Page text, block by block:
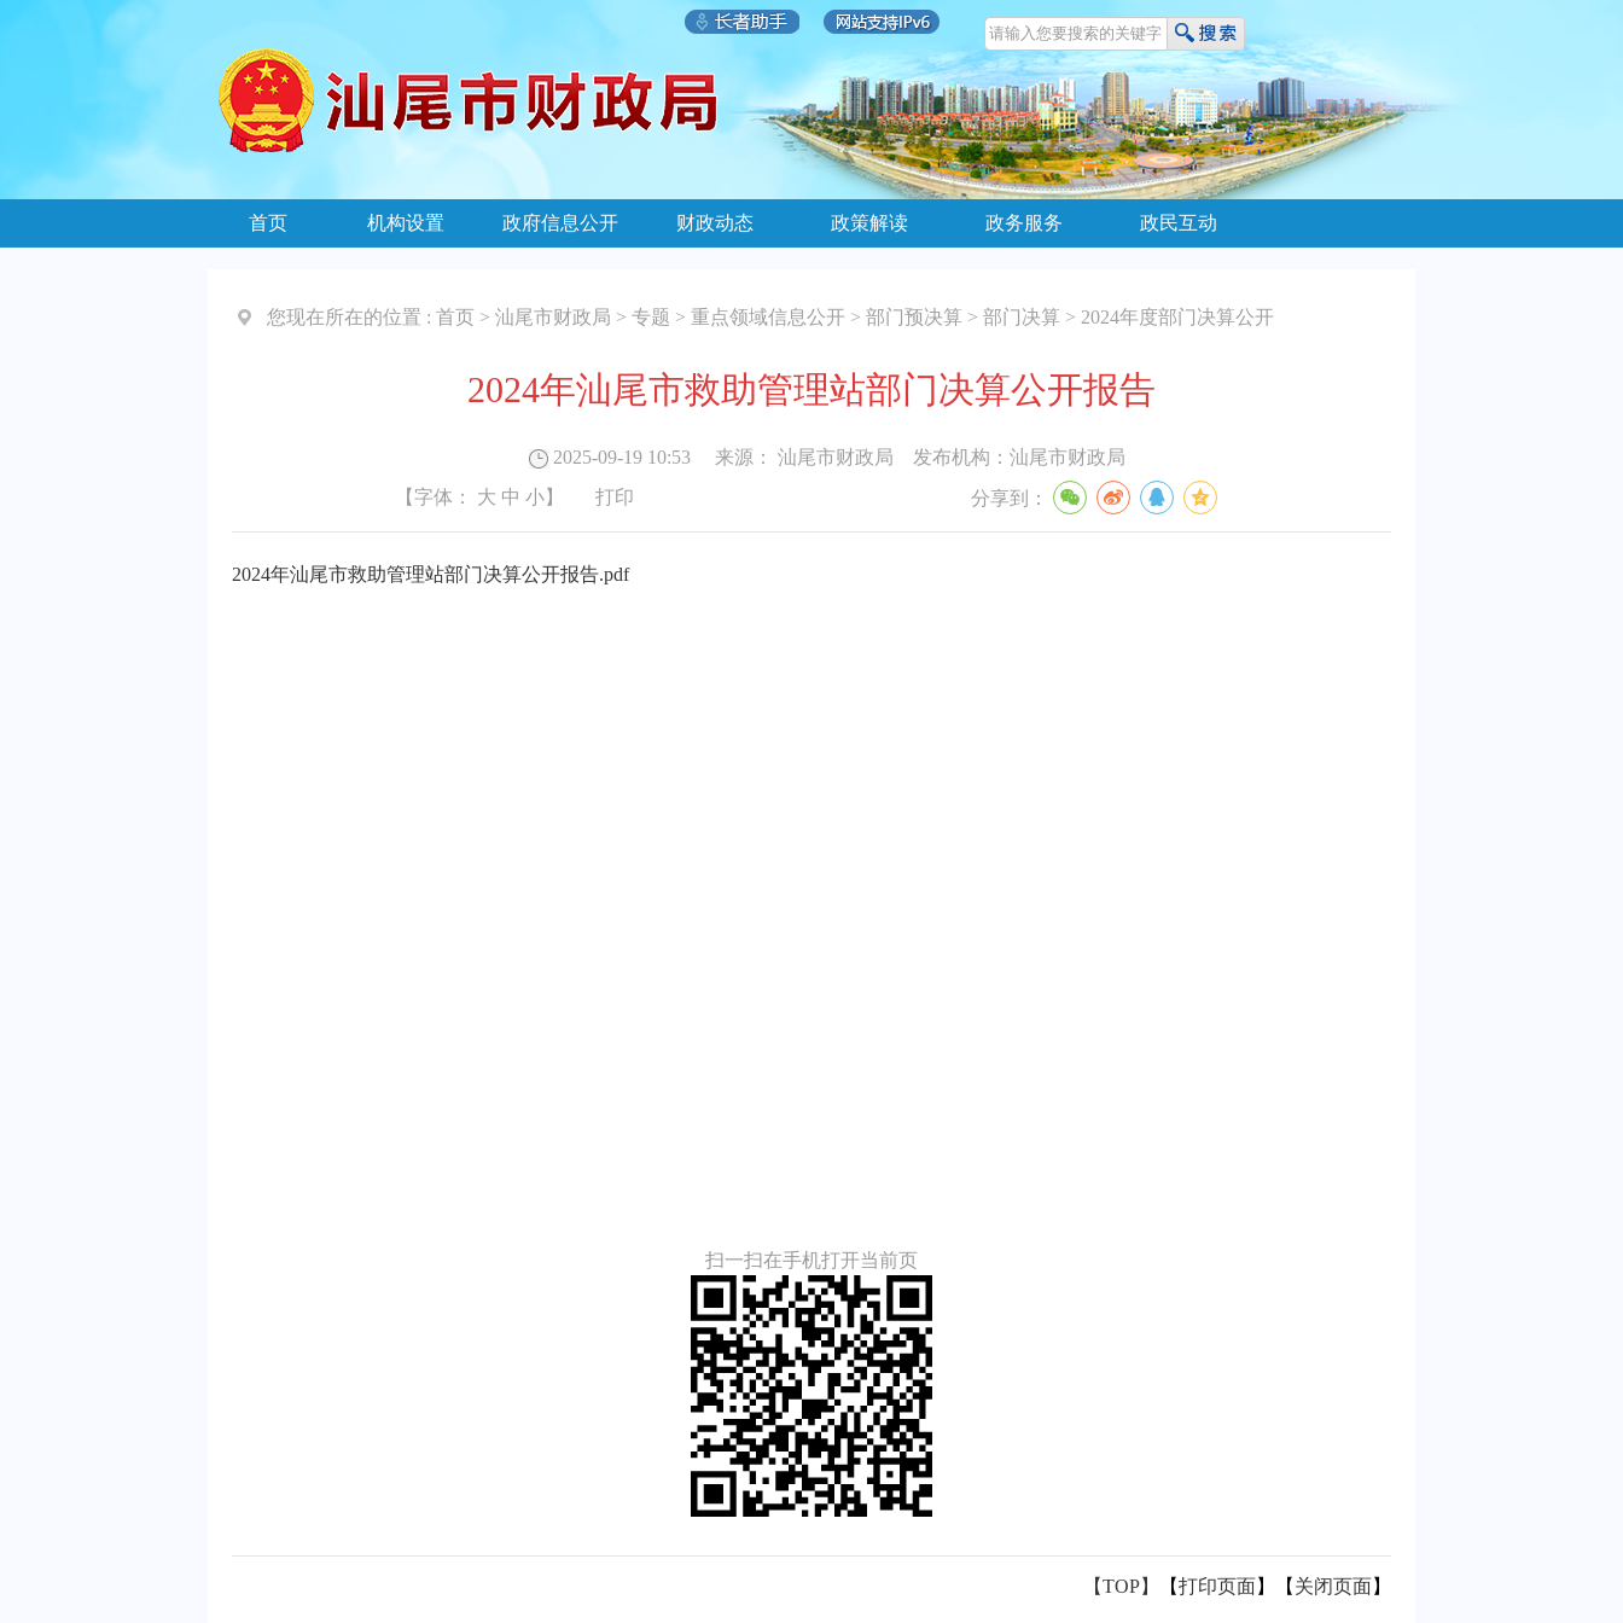
首页 机构设置 政府信息公开 财政动态 政策解读 政务服务 政民互动
您现在所在的位置 : 首页 > 汕尾市财政局 > 专题 > 重点领域信息公开 > 部门预决算 > 部门决算 > 2024年度部门决算公开
2024年汕尾市救助管理站部门决算公开报告
2025-09-19 10:53来源： 汕尾市财政局 发布机构： 汕尾市财政局
【字体： 大 中 小】 打印 分享到：
2024年汕尾市救助管理站部门决算公开报告.pdf
扫一扫在手机打开当前页
【TOP】 【打印页面】【 关闭页面】